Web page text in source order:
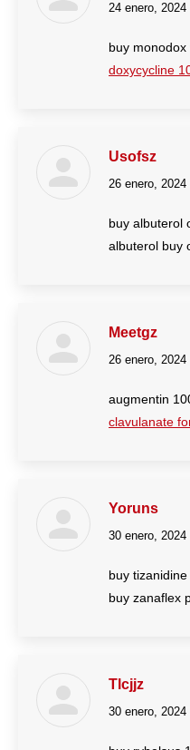
dice:
24 enero, 2024
buy
doxycycline
Usofsz
dice:
26 enero, 2024
buy albuterol
albuterol buy
Meetgz
dice:
26 enero, 2024
augmentin
clavulanate
Yoruns
dice:
30 enero, 2024
buy tizanidine
buy zanaflex
Tlcjjz
dice:
30 enero, 2024